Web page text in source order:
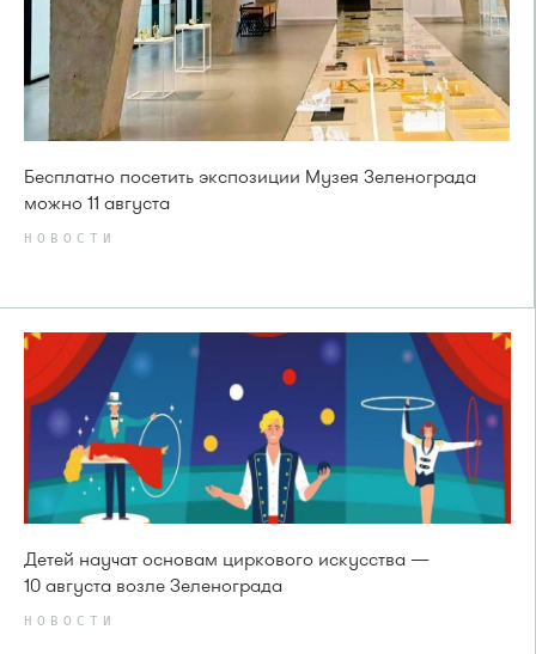
Бесплатно посетить экспозиции Музея Зеленограда
можно 11 августа
НОВОСТИ
Детей научат основам циркового искусства —
10 августа возле Зеленограда
НОВОСТИ